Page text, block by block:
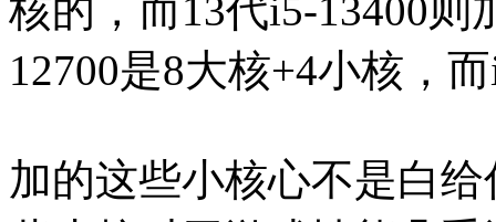
核的，而13代i5-13400
12700是8大核+4小核，
加的这些小核心不是白